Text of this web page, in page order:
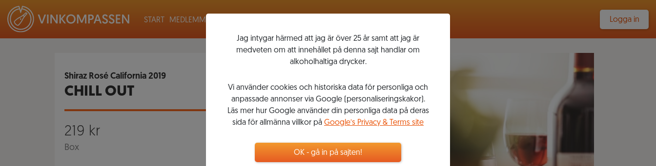
START MEDLEMMAR Logga in
Shiraz Rosé California 2019
CHILL OUT
219 kr
Box
Jag intygar härmed att jag är över 25 år samt att jag är
medveten om att innehållet på denna sajt handlar om
alkoholhaltiga drycker.
Vi använder cookies och historiska data för personliga och
anpassade annonser via Google (personaliseringskakor).
Läs mer hur Google använder din personliga data på deras
sida för allmänna villkor på Google’s Privacy & Terms site
OK - gå in på sajten!